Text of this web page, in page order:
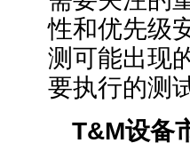
性和优先级
测可能出现
要执行的测
T&M设备